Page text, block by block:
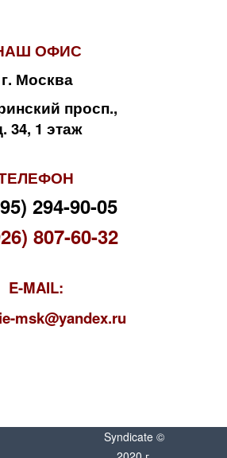
ОФИС
г. Москва
просп.,
34, 1 этаж
294-90-05
807-60-32
E-MAIL:
msk@yandex.ru
Syndicate ©